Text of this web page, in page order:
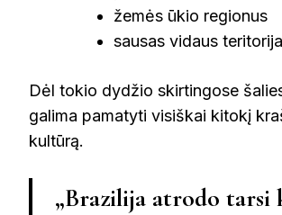
žemės ūkio regionus
sausas vidaus
Dėl tokio dydžio skirtingose
galima pamatyti visiškai kitokį
kultūrą.
„Brazilija atrodo tarsi